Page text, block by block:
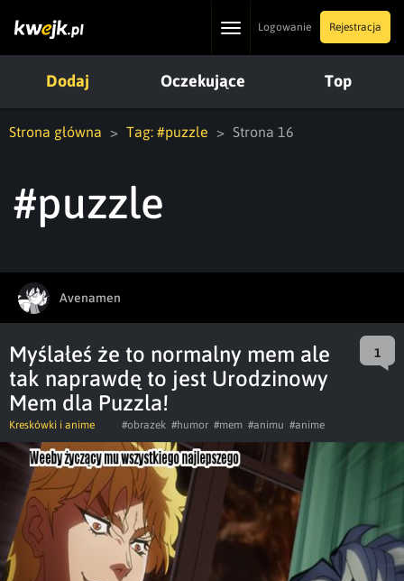
ToggleLogowanie Rejestracja
Dodaj Oczekujące Top
Strona główna Tag: #puzzle Strona 16
#puzzle
Avenamen
Myślałeś że to normalny mem ale
tak naprawdę to jest Urodzinowy
Mem dla Puzzla!
1
Kreskówki i anime #obrazek #humor #mem #animu #anime